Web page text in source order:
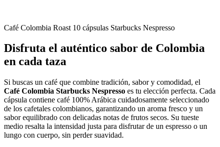
Café Colombia Roast 10 cápsulas Starbucks Nespresso
Disfruta el auténtico sabor de Colombia
en cada taza
Si buscas un café que combine tradición, sabor y comodidad, el
Café Colombia Starbucks Nespresso es tu elección perfecta. Cada
cápsula contiene café 100% Arábica cuidadosamente seleccionado
de los cafetales colombianos, garantizando un aroma fresco y un
sabor equilibrado con delicadas notas de frutos secos. Su tueste
medio resalta la intensidad justa para disfrutar de un espresso o un
lungo con cuerpo, sin perder suavidad.